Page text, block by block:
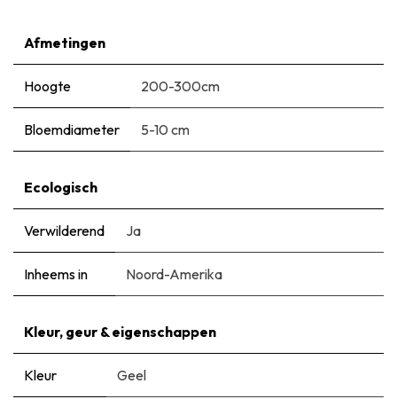
Afmetingen
Hoogte 200-300cm
Bloemdiameter 5-10 cm
Ecologisch
Verwilderend Ja
Inheems in Noord-Amerika
Kleur, geur & eigenschappen
Kleur Geel